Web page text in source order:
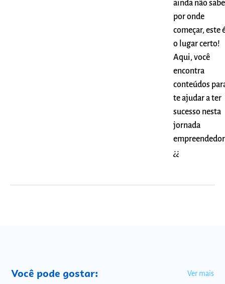
ainda não sabe
por onde
começar, este
o lugar certo!
Aqui, você
encontra
conteúdos
te ajudar a ter
sucesso nesta
jornada
¿¿
Você pode gostar: Ver mais